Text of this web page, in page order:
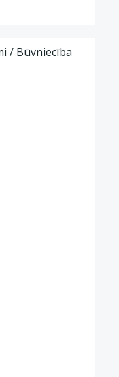
/ Būvniecība